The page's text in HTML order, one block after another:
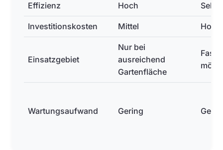
Effizienz Hoch Sehr
Investitionskosten Mittel Hoch
Einsatzgebiet
Nur bei
ausreichend
Gartenfläche
Fast
Wartungsaufwand Gering